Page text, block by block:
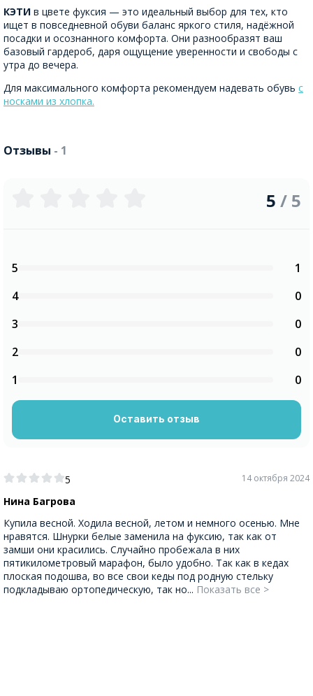
КЭТИ в цвете фуксия — это идеальный выбор для тех, кто
ищет в повседневной обуви баланс яркого стиля, надёжной
посадки и осознанного комфорта. Они разнообразят ваш
базовый гардероб, даря ощущение уверенности и свободы с
утра до вечера.
Для максимального комфорта рекомендуем надевать обувь с
носками из хлопка.
Отзывы - 1
5
Нина Багрова
14 октября 2024
Купила весной. Ходила весной, летом и немного осенью. Мне
нравятся. Шнурки белые заменила на фуксию, так как от
замши они красились. Случайно пробежала в них
пятикилометровый марафон, было удобно. Так как в кедах
плоская подошва, во все свои кеды под родную стельку
подкладываю ортопедическую, так но... Показать все >
5 / 5
5
1
4
0
3
0
2
0
1
0
Оставить отзыв